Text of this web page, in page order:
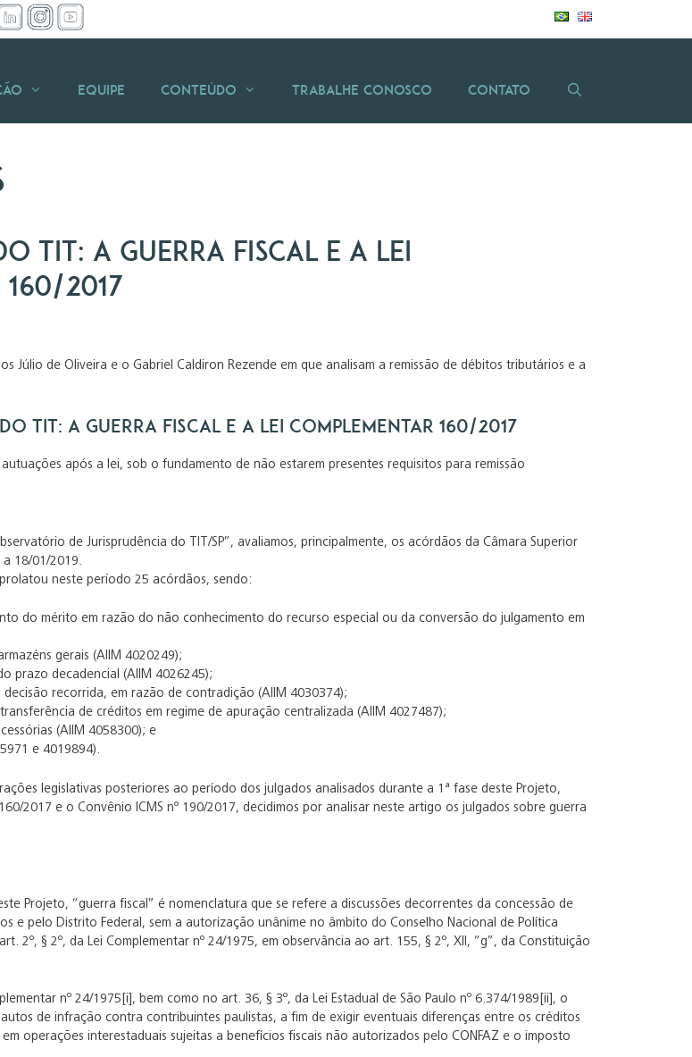
Equipe Conteúdo Trabalhe Conosco Contato
TIT: A guerra fiscal e a Lei
2017
Júlio de Oliveira e o Gabriel Caldiron Rezende em que analisam a remissão de débitos tributários e a
TIT: A guerra fiscal e a Lei Complementar 160/2017
após a lei, sob o fundamento de não estarem presentes requisitos para remissão
de Jurisprudência do TIT/SP”, avaliamos, principalmente, os acórdãos da Câmara Superior
18/01/2019.
neste período 25 acórdãos, sendo:
do mérito em razão do não conhecimento do recurso especial ou da conversão do julgamento em
gerais (AIIM 4020249);
prazo decadencial (AIIM 4026245);
recorrida, em razão de contradição (AIIM 4030374);
de créditos em regime de apuração centralizada (AIIM 4027487);
(AIIM 4058300); e
e 4019894).
legislativas posteriores ao período dos julgados analisados durante a 1ª fase deste Projeto,
2017 e o Convênio ICMS nº 190/2017, decidimos por analisar neste artigo os julgados sobre guerra
Projeto, “guerra fiscal” é nomenclatura que se refere a discussões decorrentes da concessão de
e pelo Distrito Federal, sem a autorização unânime no âmbito do Conselho Nacional de Política
2º, § 2º, da Lei Complementar nº 24/1975, em observância ao art. 155, § 2º, XII, “g”, da Constituição
nº 24/1975[i], bem como no art. 36, § 3º, da Lei Estadual de São Paulo nº 6.374/1989[ii], o
de infração contra contribuintes paulistas, a fim de exigir eventuais diferenças entre os créditos
operações interestaduais sujeitas a benefícios fiscais não autorizados pelo CONFAZ e o imposto